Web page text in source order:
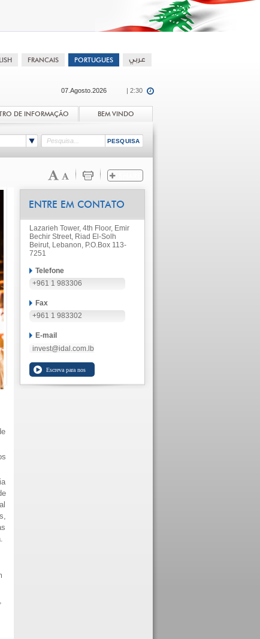
07.Agosto.2026 | 2:30
DE INFORMAÇÃO BEM VINDO
ENTRE EM CONTATO
Lazarieh Tower, 4th Floor, Emir
Bechir Street, Riad El-Solh
Beirut, Lebanon, P.O.Box 113-
7251
Telefone
+961 1 983306
Fax
+961 1 983302
E-mail
invest@idal.com.lb